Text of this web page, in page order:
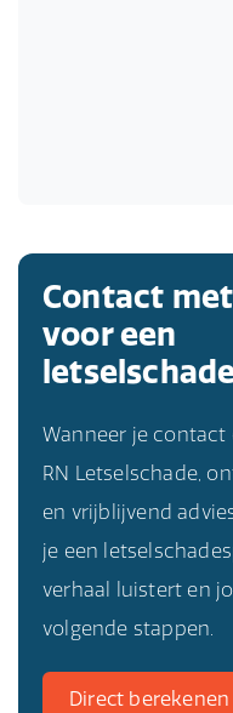
Contact
voor een
Wanneer je
RN Letselschade,
en vrijblijvend
je een
verhaal luistert en
volgende stappen.
Direct berekenen